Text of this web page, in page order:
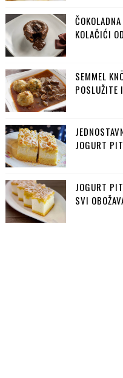
KOLAČIĆI
SEMMEL
POSLUŽITE
JOGURT
JOGURT
SVI